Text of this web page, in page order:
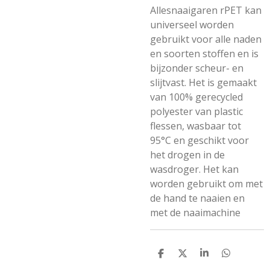
Allesnaaigaren rPET kan
universeel worden
gebruikt voor alle naden
en soorten stoffen en is
bijzonder scheur- en
slijtvast. Het is gemaakt
van 100% gerecycled
polyester van plastic
flessen, wasbaar tot
95°C en geschikt voor
het drogen in de
wasdroger. Het kan
worden gebruikt om met
de hand te naaien en
met de naaimachine
D
D
S
D